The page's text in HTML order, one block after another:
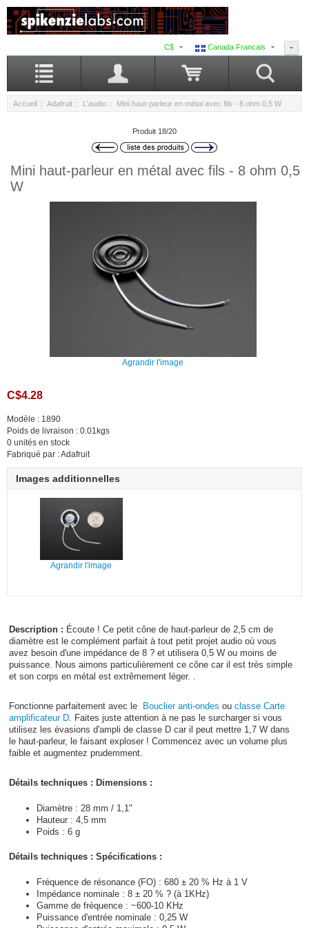
Canada Francais
C$
Accueil :: Adafruit :: L'audio :: Mini haut-parleur en métal avec fils - 8 ohm 0,5 W
Produit 18/20
Mini haut-parleur en métal avec fils - 8 ohm 0,5
W
Agrandir l'image
C$4.28
Modèle : 1890
Poids de livraison : 0.01kgs
0 unités en stock
Fabriqué par : Adafruit
Images additionnelles
Agrandir l'image
Description : Écoute ! Ce petit cône de haut-parleur de 2,5 cm de
diamètre est le complément parfait à tout petit projet audio où vous
avez besoin d'une impédance de 8 ? et utilisera 0,5 W ou moins de
puissance. Nous aimons particulièrement ce cône car il est très simple
et son corps en métal est extrêmement léger. .
Fonctionne parfaitement avec le Bouclier anti-ondes ou classe Carte
amplificateur D. Faites juste attention à ne pas le surcharger si vous
utilisez les évasions d'ampli de classe D car il peut mettre 1,7 W dans
le haut-parleur, le faisant exploser ! Commencez avec un volume plus
faible et augmentez prudemment.
Détails techniques : Dimensions :
Diamètre : 28 mm / 1,1"
Hauteur : 4,5 mm
Poids : 6 g
Détails techniques : Spécifications :
Fréquence de résonance (FO) : 680 ± 20 % Hz à 1 V
Impédance nominale : 8 ± 20 % ? (à 1KHz)
Gamme de fréquence : ~600-10 KHz
Puissance d'entrée nominale : 0,25 W